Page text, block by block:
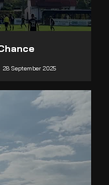
28 September 2025